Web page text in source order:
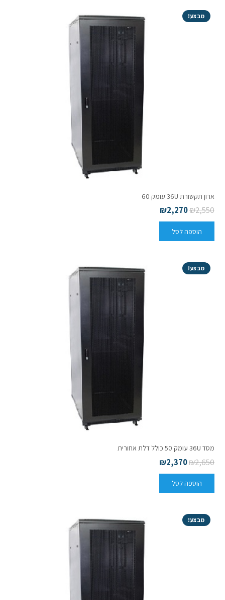
מבצע!
ארון תקשורת 36U עומק 60
₪2,550
₪2,270
הוספה לסל
מבצע!
מסד 36U עומק 50 כולל דלת אחורית
₪2,650
₪2,370
הוספה לסל
מבצע!